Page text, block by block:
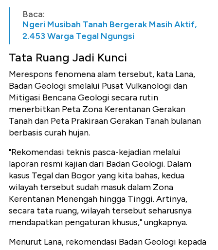
Baca:
Ngeri Musibah Tanah Bergerak Masih Aktif,
2.453 Warga Tegal Ngungsi
Tata Ruang Jadi Kunci
Merespons fenomena alam tersebut, kata Lana,
Badan Geologi smelalui Pusat Vulkanologi dan
Mitigasi Bencana Geologi secara rutin
menerbitkan Peta Zona Kerentanan Gerakan
Tanah dan Peta Prakiraan Gerakan Tanah bulanan
berbasis curah hujan.
"Rekomendasi teknis pasca-kejadian melalui
laporan resmi kajian dari Badan Geologi. Dalam
kasus Tegal dan Bogor yang kita bahas, kedua
wilayah tersebut sudah masuk dalam Zona
Kerentanan Menengah hingga Tinggi. Artinya,
secara tata ruang, wilayah tersebut seharusnya
mendapatkan pengaturan khusus," ungkapnya.
Menurut Lana, rekomendasi Badan Geologi kepada